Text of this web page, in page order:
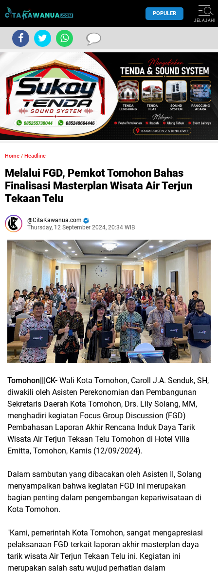
POPULER
JELAJAHI
Home / Headline
Melalui FGD, Pemkot Tomohon Bahas
Finalisasi Masterplan Wisata Air Terjun
Tekaan Telu
CitaKawanua.com
Thursday, 12 September 2024, 20:34 WIB
Tomohon|||CK- Wali Kota Tomohon, Caroll J.A. Senduk, SH,
diwakili oleh Asisten Perekonomian dan Pembangunan
Sekretaris Daerah Kota Tomohon, Drs. Lily Solang, MM,
menghadiri kegiatan Focus Group Discussion (FGD)
Pembahasan Laporan Akhir Rencana Induk Daya Tarik
Wisata Air Terjun Tekaan Telu Tomohon di Hotel Villa
Emitta, Tomohon, Kamis (12/09/2024).
Dalam sambutan yang dibacakan oleh Asisten II, Solang
menyampaikan bahwa kegiatan FGD ini merupakan
bagian penting dalam pengembangan kepariwisataan di
Kota Tomohon.
"Kami, pemerintah Kota Tomohon, sangat mengapresiasi
pelaksanaan FGD terkait laporan akhir masterplan daya
tarik wisata Air Terjun Tekaan Telu ini. Kegiatan ini
merupakan salah satu wujud perhatian dalam